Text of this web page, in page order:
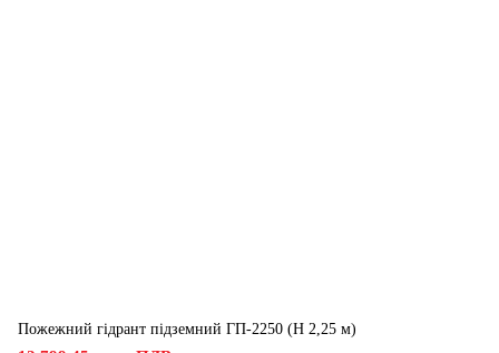
Пожежний гідрант підземний ГП-2250 (H 2,25 м)